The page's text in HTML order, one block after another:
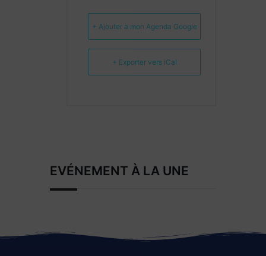
+ Ajouter à mon Agenda Google
+ Exporter vers iCal
EVÉNEMENT À LA UNE